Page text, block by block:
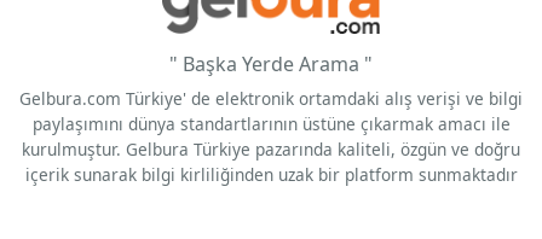
" Başka Yerde Arama "
Gelbura.com Türkiye' de elektronik ortamdaki alış verişi ve bilgi
paylaşımını dünya standartlarının üstüne çıkarmak amacı ile
kurulmuştur. Gelbura Türkiye pazarında kaliteli, özgün ve doğru
içerik sunarak bilgi kirliliğinden uzak bir platform sunmaktadır